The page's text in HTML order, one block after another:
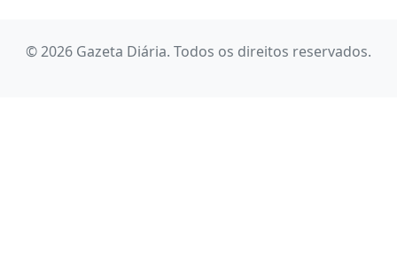
© 2026 Gazeta Diária. Todos os direitos reservados.